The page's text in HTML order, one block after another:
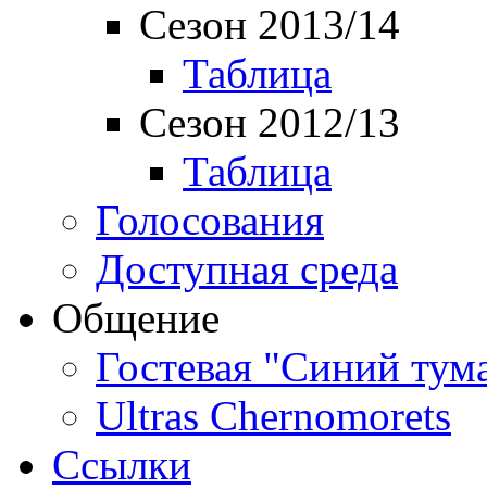
Сезон 2013/14
Таблица
Сезон 2012/13
Таблица
Голосования
Доступная среда
Общение
Гостевая "Синий
Ultras Chernomorets
Ссылки